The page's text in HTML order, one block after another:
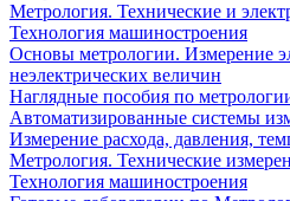
Метрология. Технические и
Технология машиностроения
Основы метрологии. Измерение
неэлектрических величин
Наглядные пособия по
Автоматизированные системы
Измерение расхода, давления,
Метрология. Технические
Технология машиностроения